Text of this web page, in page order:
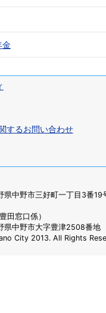
金
するお問い合わせ
中野市三好町一丁目3番
田窓口係）
中野市大字豊津2508番
City 2013. All Rights